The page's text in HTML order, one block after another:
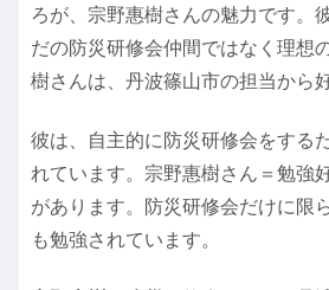
ろが、宗野惠樹さんの魅力です。
だの防災研修会仲間ではなく理想
樹さんは、丹波篠山市の担当から
彼は、自主的に防災研修会をする
れています。宗野惠樹さん＝勉強
があります。防災研修会だけに限
も勉強されています。